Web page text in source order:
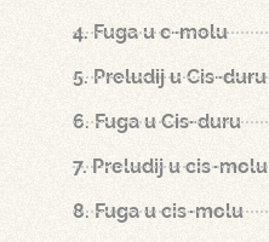
4. Fuga u c-molu
5. Preludij u Cis-duru
6. Fuga u Cis-duru
7. Preludij u cis-molu
8. Fuga u cis-molu